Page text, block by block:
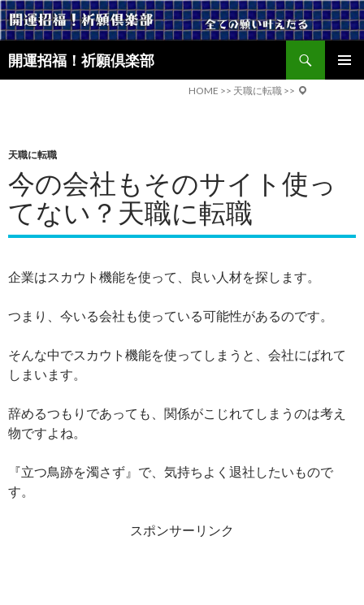
開運招福！祈願倶楽部
索
へ
ス
ッ
HOME >> 天職に転職 >>
天職に転職
今の会社もそのサイト使っ
てない？天職に転職
企業はスカウト機能を使って、良い人材を探します。
つまり、今いる会社も使っている可能性があるのです。
そんな中でスカウト機能を使ってしまうと、会社にばれて
しまいます。
辞めるつもりであっても、関係がこじれてしまうのは考え
物ですよね。
『立つ鳥跡を濁さず』で、気持ちよく退社したいもので
す。
スポンサーリンク